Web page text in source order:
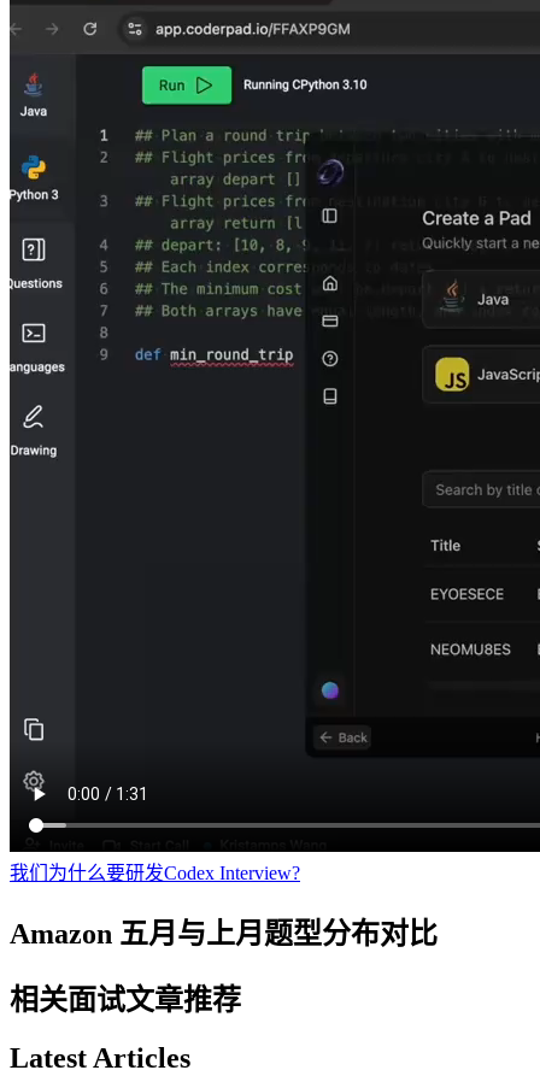
我们为什么要研发Codex Interview?
Amazon 五月与上月题型分布对比
相关面试文章推荐
Latest Articles